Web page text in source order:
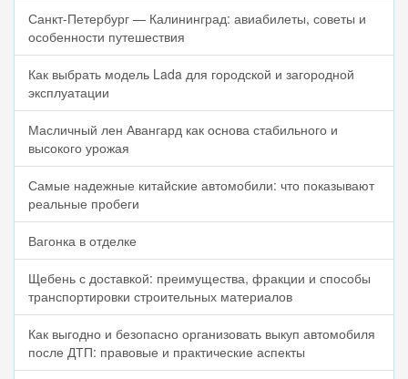
Санкт-Петербург — Калининград: авиабилеты, советы и
особенности путешествия
Как выбрать модель Lada для городской и загородной
эксплуатации
Масличный лен Авангард как основа стабильного и
высокого урожая
Самые надежные китайские автомобили: что показывают
реальные пробеги
Вагонка в отделке
Щебень с доставкой: преимущества, фракции и способы
транспортировки строительных материалов
Как выгодно и безопасно организовать выкуп автомобиля
после ДТП: правовые и практические аспекты